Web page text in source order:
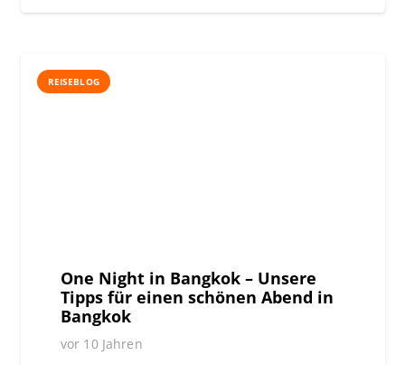
REISEBLOG
One Night in Bangkok – Unsere
Tipps für einen schönen Abend in
Bangkok
vor 10 Jahren